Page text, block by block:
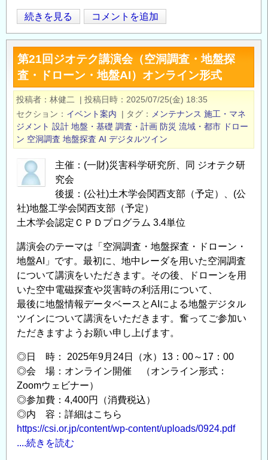
海
洋
理
工
学
会
2025
年
度
秋
季
「空
中
ド
ロ
ー
ン
（UAV）
で
海
知
る」
開
催
の
ご
案
続きを見る コメントを追加
第21回ジオテク講演会（空洞調査・地盤探
査・ドローン・地盤AI）オンライン形式
投稿者 林健二 | 投稿日時
2025/07/25(金) 18:35
セクション
イベント案内 | タグ メンテナンス 施工・マネ
ジメント 設計 地盤・基礎 調査・計画 防災 流域・都市 ドロー
ン 空洞調査 地盤探査 AI デジタルツイン
主催：(一財)災害科学研究所、同 ジオテク研
究会
後援：(公社)土木学会関西支部（予定）、(公
社)地盤工学会関西支部（予定）
土木学会認定ＣＰＤプログラム 3.4単位
講演会のテーマは「空洞調査・地盤探査・ドローン・
地盤AI」です。最初に、地中レーダを用いた空洞調査
について講演をいただきます。その後、ドローンを用
いた空中電磁探査や災害時の利活用について、
最後に地盤情報データベースとAIによる地盤デジタル
ツインについて講演をいただきます。奮ってご参加い
ただきますようお願い申し上げます。
◎日 時： 2025年9月24日（水）13：00～17：00
◎会 場：オンライン開催 （オンライン形式：
Zoomウェビナー）
◎参加費：4,400円（消費税込）
◎内 容：詳細はこちら
https://csi.or.jp/content/wp-content/uploads/0924.pdf
....続きを読む